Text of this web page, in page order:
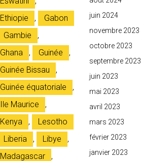
Ethiopie
,
Gabon
Gambie
,
Ghana
, Guinée
,
Guinée Bissau
,
Guinée équatoriale
,
Ile Maurice
,
Kenya
,
Lesotho
Liberia , Libye
,
Madagascar
,
juin 2024
novembre 2023
octobre 2023
septembre 2023
juin 2023
mai 2023
avril 2023
mars 2023
février 2023
janvier 2023